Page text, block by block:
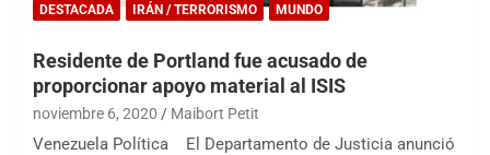
DESTACADA IRÁN / TERRORISMO MUNDO
Residente de Portland fue acusado de
proporcionar apoyo material al ISIS
noviembre 6, 2020 Maibort Petit
Venezuela Política El Departamento de Justicia anunció